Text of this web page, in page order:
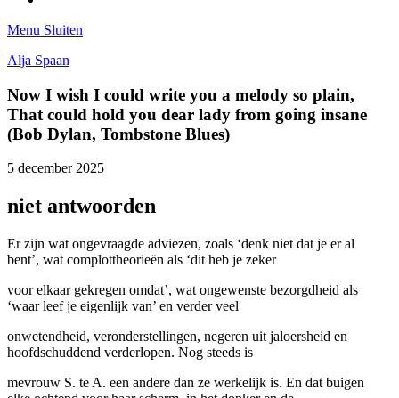
Menu Sluiten
Alja Spaan
Now I wish I could write you a melody so plain,
That could hold you dear lady from going insane
(Bob Dylan, Tombstone Blues)
5 december 2025
niet antwoorden
Er zijn wat ongevraagde adviezen, zoals ‘denk niet dat je er al
bent’, wat complottheorieën als ‘dit heb je zeker
voor elkaar gekregen omdat’, wat ongewenste bezorgdheid als
‘waar leef je eigenlijk van’ en verder veel
onwetendheid, veronderstellingen, negeren uit jaloersheid en
hoofdschuddend verderlopen. Nog steeds is
mevrouw S. te A. een andere dan ze werkelijk is. En dat buigen